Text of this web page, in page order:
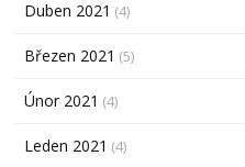
Duben 2021 (4)
Březen 2021 (5)
Únor 2021 (4)
Leden 2021 (4)